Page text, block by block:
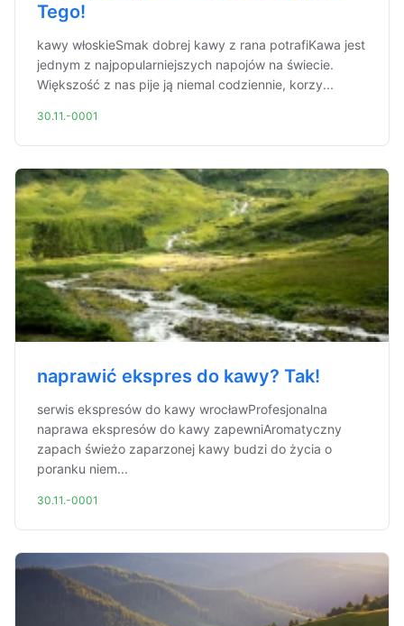
Tego!
kawy włoskieSmak dobrej kawy z rana potrafiKawa jest
jednym z najpopularniejszych napojów na świecie.
Większość z nas pije ją niemal codziennie, korzy...
30.11.-0001
naprawić ekspres do kawy? Tak!
serwis ekspresów do kawy wrocławProfesjonalna
naprawa ekspresów do kawy zapewniAromatyczny
zapach świeżo zaparzonej kawy budzi do życia o
poranku niem...
30.11.-0001